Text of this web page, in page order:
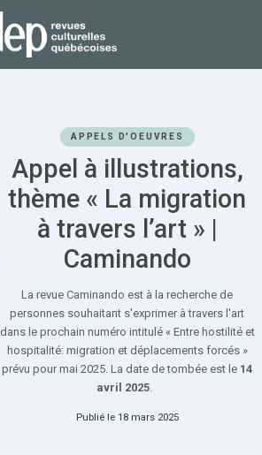
APPELS D'OEUVRES
Appel à illustrations,
thème « La migration
à travers l’art » |
Caminando
La revue Caminando est à la recherche de
personnes souhaitant s'exprimer à travers l'art
dans le prochain numéro intitulé « Entre hostilité et
hospitalité: migration et déplacements forcés »
prévu pour mai 2025. La date de tombée est le 14
avril 2025.
Publié le 18 mars 2025